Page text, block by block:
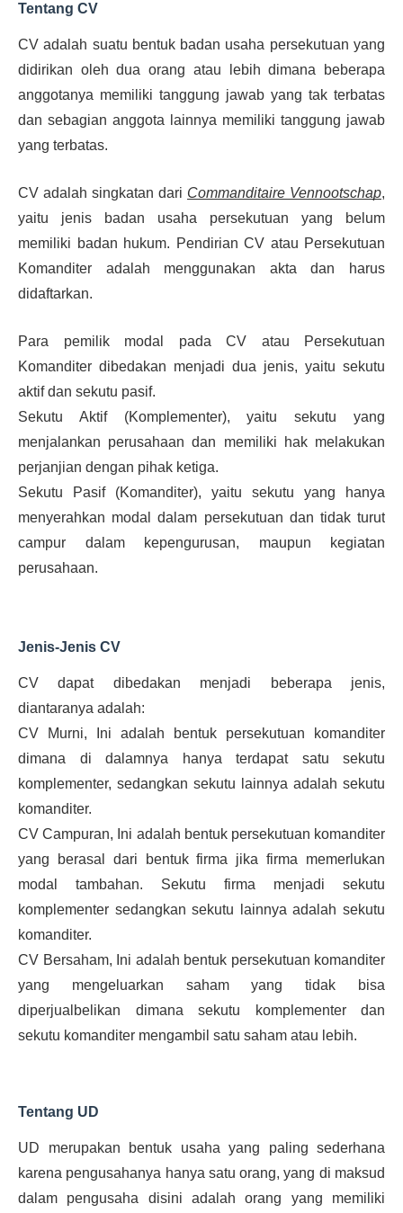
Tentang CV
CV adalah suatu bentuk badan usaha persekutuan yang
didirikan oleh dua orang atau lebih dimana beberapa
anggotanya memiliki tanggung jawab yang tak terbatas
dan sebagian anggota lainnya memiliki tanggung jawab
yang terbatas.
CV adalah singkatan dari Commanditaire Vennootschap,
yaitu jenis badan usaha persekutuan yang belum
memiliki badan hukum. Pendirian CV atau Persekutuan
Komanditer adalah menggunakan akta dan harus
didaftarkan.
Para pemilik modal pada CV atau Persekutuan
Komanditer dibedakan menjadi dua jenis, yaitu sekutu
aktif dan sekutu pasif.
Sekutu Aktif (Komplementer), yaitu sekutu yang
menjalankan perusahaan dan memiliki hak melakukan
perjanjian dengan pihak ketiga.
Sekutu Pasif (Komanditer), yaitu sekutu yang hanya
menyerahkan modal dalam persekutuan dan tidak turut
campur dalam kepengurusan, maupun kegiatan
perusahaan.
Jenis-Jenis CV
CV dapat dibedakan menjadi beberapa jenis,
diantaranya adalah:
CV Murni, Ini adalah bentuk persekutuan komanditer
dimana di dalamnya hanya terdapat satu sekutu
komplementer, sedangkan sekutu lainnya adalah sekutu
komanditer.
CV Campuran, Ini adalah bentuk persekutuan komanditer
yang berasal dari bentuk firma jika firma memerlukan
modal tambahan. Sekutu firma menjadi sekutu
komplementer sedangkan sekutu lainnya adalah sekutu
komanditer.
CV Bersaham, Ini adalah bentuk persekutuan komanditer
yang mengeluarkan saham yang tidak bisa
diperjualbelikan dimana sekutu komplementer dan
sekutu komanditer mengambil satu saham atau lebih.
Tentang UD
UD merupakan bentuk usaha yang paling sederhana
karena pengusahanya hanya satu orang, yang di maksud
dalam pengusaha disini adalah orang yang memiliki